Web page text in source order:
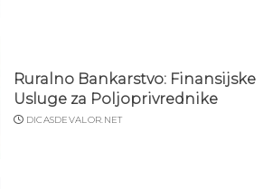
Ruralno Bankarstvo: Finansijske
Usluge za Poljoprivrednike
DICASDEVALOR.NET